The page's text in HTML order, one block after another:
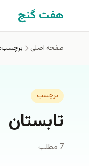
رفتن به محتوای اصلی
هفت گنج
صفحه اصلی برچسب:
برچسب
تابستان
7 مطلب